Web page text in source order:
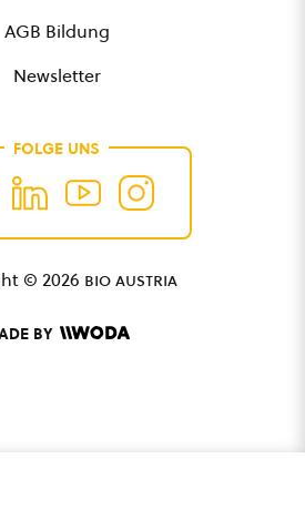
AGB Bildung
Newsletter
FOLGE UNS
© 2026 bio austria
BY